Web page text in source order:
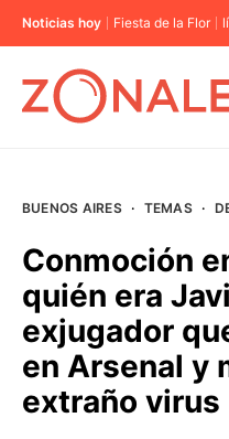
Noticias hoy Fiesta de la Flor
BUENOS AIRES
PROVINCIAS
BUENOS AIRES · TEMAS ·
Conmoción
quién era
exjugador
en Arsenal y
extraño virus